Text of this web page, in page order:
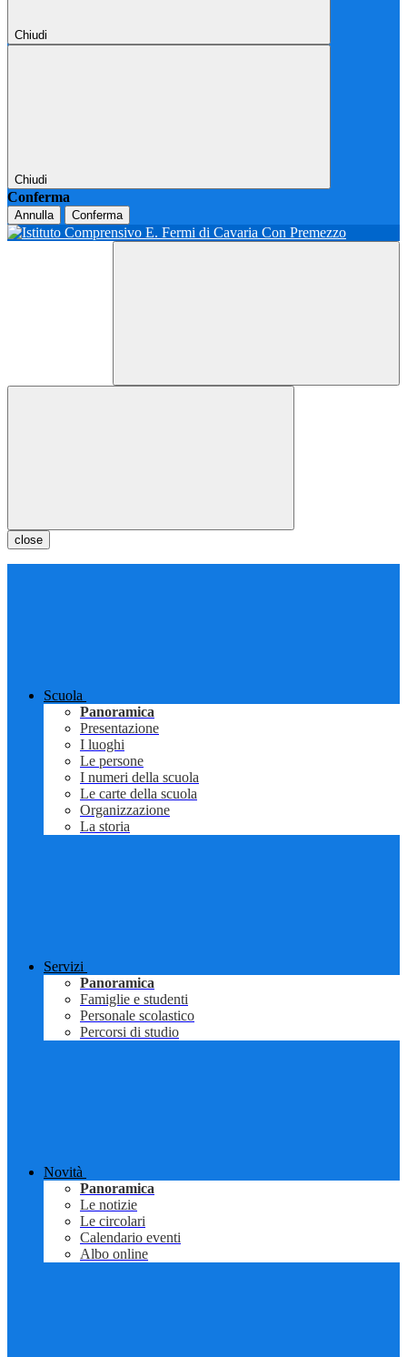
Chiudi
Chiudi
Conferma
Annulla Conferma
close
Scuola
Panoramica
Presentazione
I luoghi
Le persone
I numeri della scuola
Le carte della scuola
Organizzazione
La storia
Servizi
Panoramica
Famiglie e studenti
Personale scolastico
Percorsi di studio
Novità
Panoramica
Le notizie
Le circolari
Calendario eventi
Albo online